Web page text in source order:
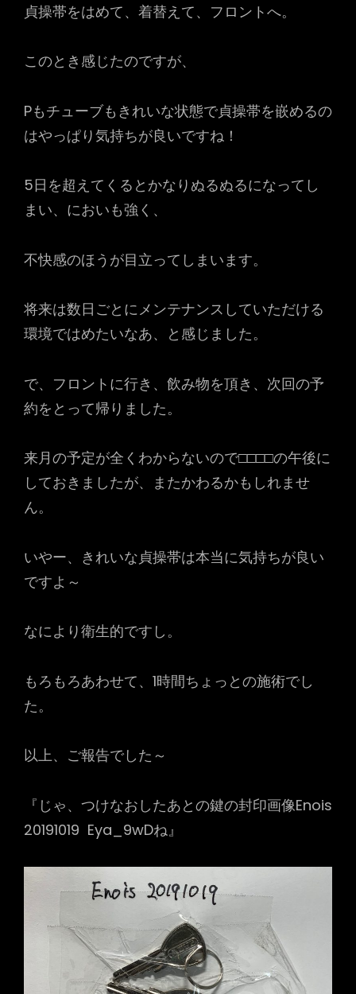
貞操帯をはめて、着替えて、フロントへ。
このとき感じたのですが、
Pもチューブもきれいな状態で貞操帯を嵌めるの
はやっぱり気持ちが良いですね！
5日を超えてくるとかなりぬるぬるになってし
まい、においも強く、
不快感のほうが目立ってしまいます。
将来は数日ごとにメンテナンスしていただける
環境ではめたいなあ、と感じました。
で、フロントに行き、飲み物を頂き、次回の予
約をとって帰りました。
来月の予定が全くわからないので□□□□の午後に
しておきましたが、またかわるかもしれませ
ん。
いやー、きれいな貞操帯は本当に気持ちが良い
ですよ～
なにより衛生的ですし。
もろもろあわせて、1時間ちょっとの施術でし
た。
以上、ご報告でした～
『じゃ、つけなおしたあとの鍵の封印画像Enois
20191019 Eya_9wDね』